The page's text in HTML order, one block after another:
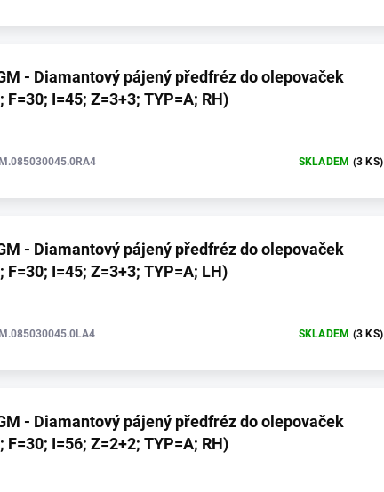
- Diamantový pájený předfréz do olepovaček
F=30; I=45; Z=3+3; TYP=A; RH)
SKLADEM (3 KS)
- Diamantový pájený předfréz do olepovaček
F=30; I=45; Z=3+3; TYP=A; LH)
SKLADEM (3 KS)
- Diamantový pájený předfréz do olepovaček
F=30; I=56; Z=2+2; TYP=A; RH)